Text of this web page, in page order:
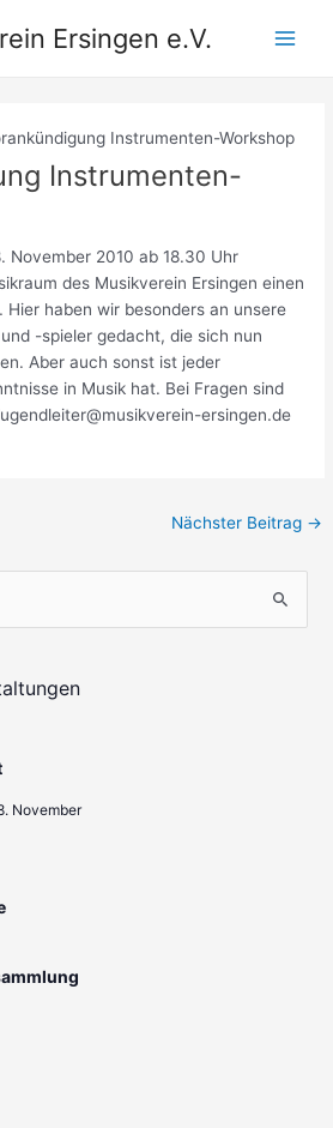
Ersingen e.V.
Instrumenten-Workshop
Instrumenten-
November 2010 ab 18.30 Uhr
des Musikverein Ersingen einen
Hier haben wir besonders an unsere
-spieler gedacht, die sich nun
Aber auch sonst ist jeder
in Musik hat. Bei Fragen sind
ersingen.de
Nächster Beitrag →
November